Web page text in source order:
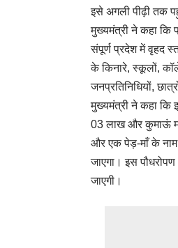
इसे अगली पीढ़ी तक
मुख्यमंत्री ने कहा कि
संपूर्ण प्रदेश में वृहद
के किनारे, स्कूलों,
जनप्रतिनिधियों,
मुख्यमंत्री ने कहा कि
03 लाख और कुमाऊं
और एक पेड़-माँ के नाम
जाएगा। इस
जाएगी।